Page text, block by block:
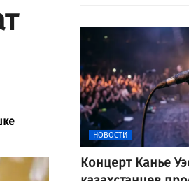
НОВОСТИ
Концерт Канье